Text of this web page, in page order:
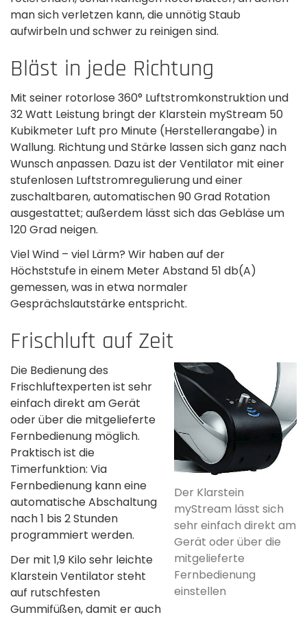
man sich verletzen kann, die unnötig Staub
aufwirbeln und schwer zu reinigen sind.
Bläst in jede Richtung
Mit seiner rotorlose 360° Luftstromkonstruktion und
32 Watt Leistung bringt der Klarstein myStream 50
Kubikmeter Luft pro Minute (Herstellerangabe) in
Wallung.­ Richtung und Stärke lassen sich ganz nach
Wunsch anpassen. Dazu ist der Ventilator mit einer
stufen­losen Luftstromregulierung und einer
zuschaltbaren, automatischen 90 Grad Rotation
ausgestattet; außerdem lässt sich das Gebläse um
120 Grad neigen.
Viel Wind – viel Lärm? Wir haben auf der
Höchststufe­ in einem Meter Abstand 51 db(A)
gemessen, was in etwa normaler
Gesprächslautstärke entspricht.
Frischluft auf Zeit
Der Klarstein
myStream lässt sich
sehr einfach direkt am
Gerät oder über die
mitgelieferte
Fernbedienung
einstellen­
Die Bedienung des
Frischluftexperten ist sehr
einfach­ direkt am Gerät
oder über die mitgelieferte
Fernbedienung möglich.
Praktisch ist die
Timerfunktion: Via
Fernbedienung kann eine
automatische Abschaltung
nach 1 bis 2 Stunden
programmiert werden.
Der mit 1,9 Kilo sehr leichte
Klarstein Ventilator steht
auf rutschfesten
Gummifüßen, damit er auch